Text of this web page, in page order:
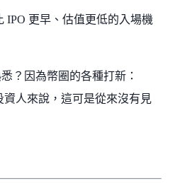
IPO 更早、估值更低的入場機
？因為幣圈的各種打新：
人來說，這可是從來沒有見